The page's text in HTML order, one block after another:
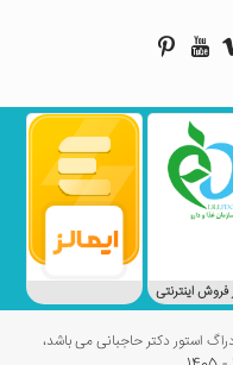
اینترنتی
استور دکتر حاجبانی می باشد،